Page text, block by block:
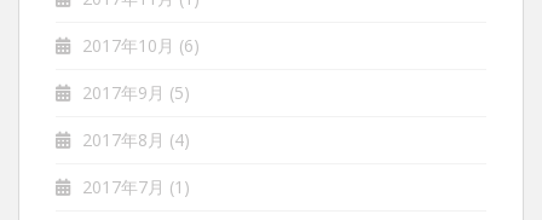
2017年10月 (6)
2017年9月 (5)
2017年8月 (4)
2017年7月 (1)